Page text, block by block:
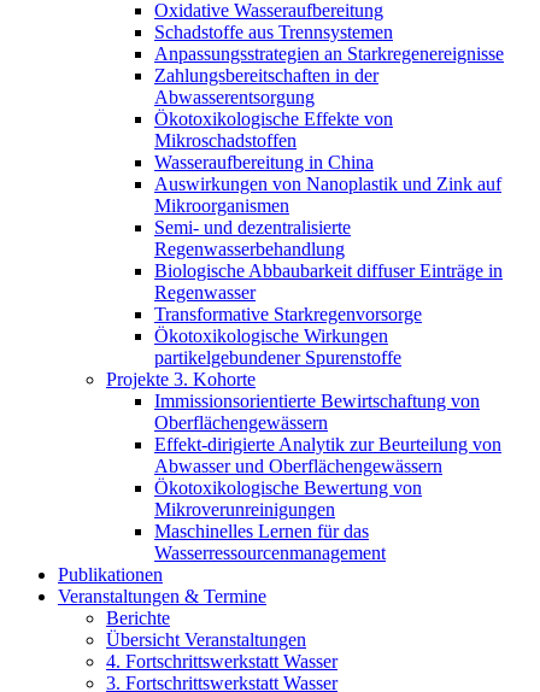
Oxidative Wasseraufbereitung
Schadstoffe aus Trennsystemen
Anpassungsstrategien an Starkregenereignisse
Zahlungsbereitschaften in der
Abwasserentsorgung
Ökotoxikologische Effekte von
Mikroschadstoffen
Wasseraufbereitung in China
Auswirkungen von Nanoplastik und Zink auf
Mikroorganismen
Semi- und dezentralisierte
Regenwasserbehandlung
Biologische Abbaubarkeit diffuser Einträge in
Regenwasser
Transformative Starkregenvorsorge
Ökotoxikologische Wirkungen
partikelgebundener Spurenstoffe
Projekte 3. Kohorte
Immissionsorientierte Bewirtschaftung von
Oberflächengewässern
Effekt-dirigierte Analytik zur Beurteilung von
Abwasser und Oberflächengewässern
Ökotoxikologische Bewertung von
Mikroverunreinigungen
Maschinelles Lernen für das
Wasserressourcenmanagement
Publikationen
Veranstaltungen & Termine
Berichte
Übersicht Veranstaltungen
4. Fortschrittswerkstatt Wasser
3. Fortschrittswerkstatt Wasser